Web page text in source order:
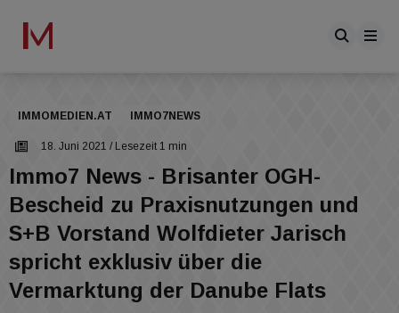
IMMOMEDIEN.AT IMMO7NEWS
18. Juni 2021 / Lesezeit 1 min
Immo7 News - Brisanter OGH-
Bescheid zu Praxisnutzungen und
S+B Vorstand Wolfdieter Jarisch
spricht exklusiv über die
Vermarktung der Danube Flats